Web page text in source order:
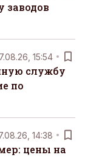
заводов
15:54
службу
по
14:38
цены на